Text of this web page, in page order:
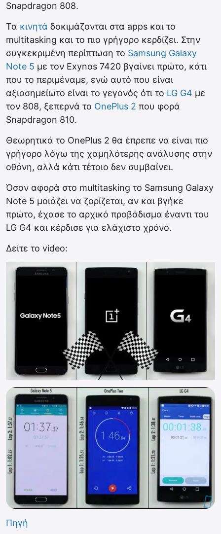
Snapdragon 808.
Τα κινητά δοκιμάζονται στα apps και το
multitasking και το πιο γρήγορο κερδίζει. Στην
συγκεκριμένη περίπτωση το Samsung Galaxy
Note 5 με τον Exynos 7420 βγαίνει πρώτο, κάτι
που το περιμέναμε, ενώ αυτό που είναι
αξιοσημείωτο είναι το γεγονός ότι το LG G4 με
τον 808, ξεπερνά το OnePlus 2 που φορά
Snapdragon 810.
Θεωρητικά το OnePlus 2 θα έπρεπε να είναι πιο
γρήγορο λόγω της χαμηλότερης ανάλυσης στην
οθόνη, αλλά κάτι τέτοιο δεν συμβαίνει.
Όσον αφορά στο multitasking το Samsung Galaxy
Note 5 μοιάζει να ζορίζεται, αν και βγήκε
πρώτο, έχασε το αρχικό προβάδισμα έναντι του
LG G4 και κέρδισε για ελάχιστο χρόνο.
Δείτε το video:
Πηγή